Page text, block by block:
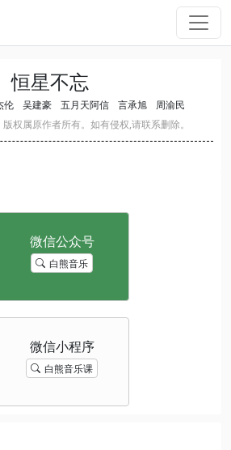
恒星不忘
伦 吴建豪 五月天阿信 言承旭
周渝民
权属原作者所有。如有侵权,请联系删除。
白熊音乐
白熊音乐课